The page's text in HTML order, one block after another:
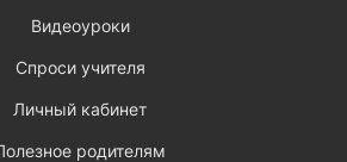
Видеоуроки
Спроси учителя
Личный кабинет
родителям